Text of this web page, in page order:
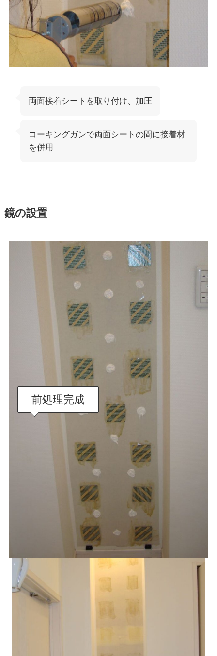
両面接着シートを取り付け、加圧
コーキングガンで両面シートの間に接着材
を併用
鏡の設置
前処理完成